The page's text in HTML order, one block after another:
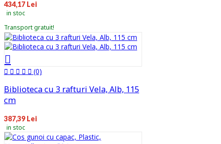
434,17 Lei
in stoc
Transport gratuit!
(0)
Biblioteca cu 3 rafturi Vela, Alb, 115
cm
387,39 Lei
in stoc